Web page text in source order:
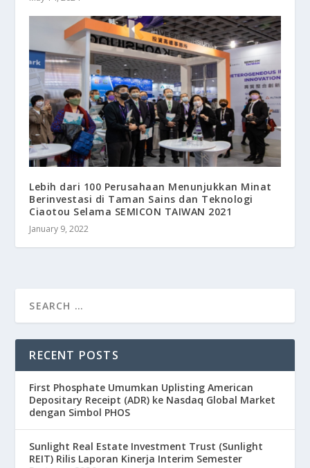
Lebih dari 100 Perusahaan Menunjukkan Minat
Berinvestasi di Taman Sains dan Teknologi
Ciaotou Selama SEMICON TAIWAN 2021
January 9, 2022
RECENT POSTS
First Phosphate Umumkan Uplisting American
Depositary Receipt (ADR) ke Nasdaq Global Market
dengan Simbol PHOS
Sunlight Real Estate Investment Trust (Sunlight
REIT) Rilis Laporan Kinerja Interim Semester